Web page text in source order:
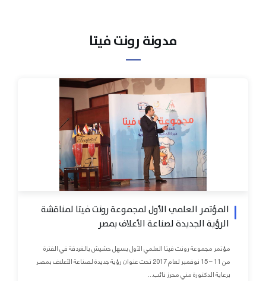
مدونة رونت فيتا
المؤتمر العلمي الأول لمجموعة رونت فيتا لمناقشة
الرؤية الجديدة لصناعة الأعلاف بمصر
مؤتمر مجموعة رونت فيتا العلمي الأول بسهل حشيش بالغردقة في الفترة
من 11 – 15 نوفمبر لعام 2017 تحت عنوان رؤية جديدة لصناعة الأعلاف بمصر
برعاية الدكتورة مني محرز نائب...